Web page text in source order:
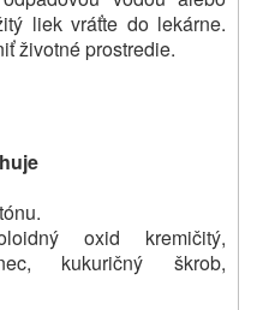
liek vráťte do lekárne.
životné prostredie.
oxid kremičitý,
kukuričný škrob,